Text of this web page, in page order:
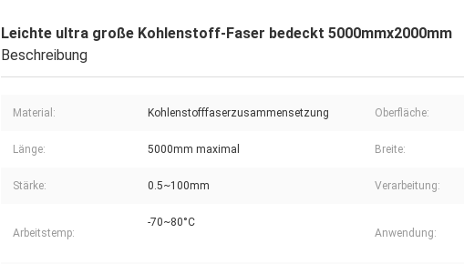
Leichte ultra große Kohlenstoff-Faser bedeckt 5000mmx2000mm
Beschreibung
Material: Kohlenstofffaserzusammensetzung Oberfläche:
Länge: 5000mm maximal Breite:
Stärke: 0.5~100mm Verarbeitung:
Arbeitstemp:
-70~80°C
Anwendung: